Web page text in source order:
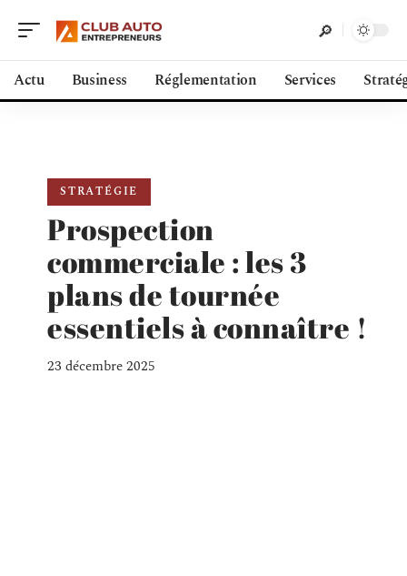
Actu Business Réglementation Services
STRATÉGIE
Prospection
commerciale : les 3
plans de tournée
essentiels à connaître !
23 décembre 2025